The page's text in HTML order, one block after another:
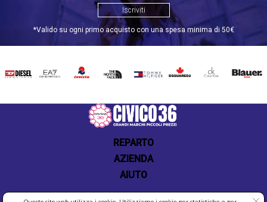
Iscriviti
*Valido su ogni primo acquisto con una spesa minima di 50€
DIESEL EA7 INVICTATHE
TOMMY
DSQUARED2
CALVIN BLAUER
REPARTO
AZIENDA
AIUTO